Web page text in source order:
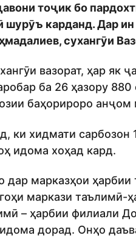
тоҷик бо
шурӯъ карданд. Дар
сухангӯи
вазорат, ҳар
ба 26 ҳазору
баҳорироро анҷом
ки хидмати сарбозон
идома хоҳад кард.
дар марказҳои
маркази таълимӣ-
– ҳарбии филиали
дорад. Онҳо